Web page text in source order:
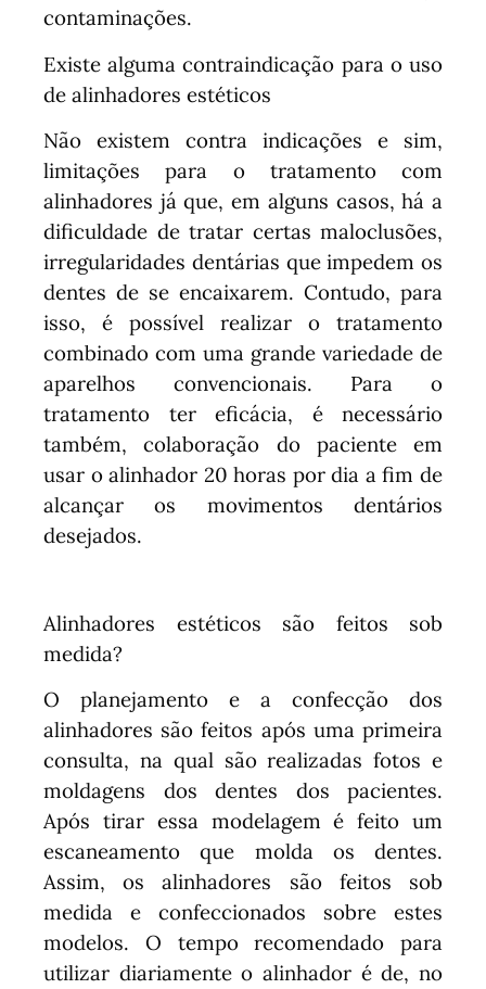
contaminações.
Existe alguma contraindicação para o uso
de alinhadores estéticos
Não existem contra indicações e sim,
limitações para o tratamento com
alinhadores já que, em alguns casos, há a
dificuldade de tratar certas maloclusões,
irregularidades dentárias que impedem os
dentes de se encaixarem. Contudo, para
isso, é possível realizar o tratamento
combinado com uma grande variedade de
aparelhos convencionais. Para o
tratamento ter eficácia, é necessário
também, colaboração do paciente em
usar o alinhador 20 horas por dia a fim de
alcançar os movimentos dentários
desejados.
Alinhadores estéticos são feitos sob
medida?
O planejamento e a confecção dos
alinhadores são feitos após uma primeira
consulta, na qual são realizadas fotos e
moldagens dos dentes dos pacientes.
Após tirar essa modelagem é feito um
escaneamento que molda os dentes.
Assim, os alinhadores são feitos sob
medida e confeccionados sobre estes
modelos. O tempo recomendado para
utilizar diariamente o alinhador é de, no